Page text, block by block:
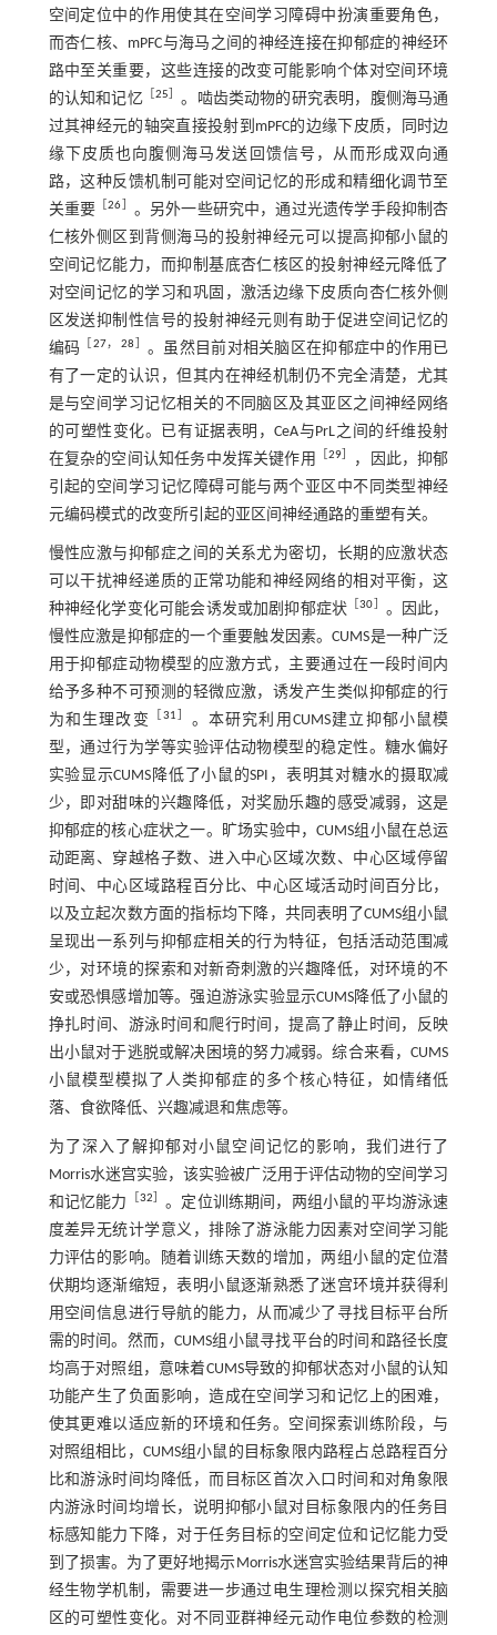
空间定位中的作用使其在空间学习障碍中扮演重要角色，
而杏仁核、mPFC与海马之间的神经连接在抑郁症的神经环
路中至关重要，这些连接的改变可能影响个体对空间环境
的认知和记忆
25
。啮齿类动物的研究表明，腹侧海马通
过其神经元的轴突直接投射到mPFC的边缘下皮质，同时边
缘下皮质也向腹侧海马发送回馈信号，从而形成双向通
路，这种反馈机制可能对空间记忆的形成和精细化调节至
关重要 ［26
。另外一些研究中，通过光遗传学手段抑制杏
仁核外侧区到背侧海马的投射神经元可以提高抑郁小鼠的
空间记忆能力，而抑制基底杏仁核区的投射神经元降低了
对空间记忆的学习和巩固，激活边缘下皮质向杏仁核外侧
区发送抑制性信号的投射神经元则有助于促进空间记忆的
编码
27，28
。虽然目前对相关脑区在抑郁症中的作用已
有了一定的认识，但其内在神经机制仍不完全清楚，尤其
是与空间学习记忆相关的不同脑区及其亚区之间神经网络
的可塑性变化。已有证据表明，CeA与PrL之间的纤维投射
在复杂的空间认知任务中发挥关键作用
［29
，因此，抑郁
引起的空间学习记忆障碍可能与两个亚区中不同类型神经
元编码模式的改变所引起的亚区间神经通路的重塑有关。
慢性应激与抑郁症之间的关系尤为密切，长期的应激状态
可以干扰神经递质的正常功能和神经网络的相对平衡，这
种神经化学变化可能会诱发或加剧抑郁症状 ［30
。因此，
慢性应激是抑郁症的一个重要触发因素。CUMS是一种广泛
用于抑郁症动物模型的应激方式，主要通过在一段时间内
给予多种不可预测的轻微应激，诱发产生类似抑郁症的行
为和生理改变
［31
。本研究利用CUMS建立抑郁小鼠模
型，通过行为学等实验评估动物模型的稳定性。糖水偏好
实验显示CUMS降低了小鼠的SPI，表明其对糖水的摄取减
少，即对甜味的兴趣降低，对奖励乐趣的感受减弱，这是
抑郁症的核心症状之一。旷场实验中，CUMS组小鼠在总运
动距离、穿越格子数、进入中心区域次数、中心区域停留
时间、中心区域路程百分比、中心区域活动时间百分比，
以及立起次数方面的指标均下降，共同表明了CUMS组小鼠
呈现出一系列与抑郁症相关的行为特征，包括活动范围减
少，对环境的探索和对新奇刺激的兴趣降低，对环境的不
安或恐惧感增加等。强迫游泳实验显示CUMS降低了小鼠的
挣扎时间、游泳时间和爬行时间，提高了静止时间，反映
出小鼠对于逃脱或解决困境的努力减弱。综合来看，CUMS
小鼠模型模拟了人类抑郁症的多个核心特征，如情绪低
落、食欲降低、兴趣减退和焦虑等。
为了深入了解抑郁对小鼠空间记忆的影响，我们进行了
Morris水迷宫实验，该实验被广泛用于评估动物的空间学习
和记忆能力
32
。定位训练期间，两组小鼠的平均游泳速
度差异无统计学意义，排除了游泳能力因素对空间学习能
力评估的影响。随着训练天数的增加，两组小鼠的定位潜
伏期均逐渐缩短，表明小鼠逐渐熟悉了迷宫环境并获得利
用空间信息进行导航的能力，从而减少了寻找目标平台所
需的时间。然而，CUMS组小鼠寻找平台的时间和路径长度
均高于对照组，意味着CUMS导致的抑郁状态对小鼠的认知
功能产生了负面影响，造成在空间学习和记忆上的困难，
使其更难以适应新的环境和任务。空间探索训练阶段，与
对照组相比，CUMS组小鼠的目标象限内路程占总路程百分
比和游泳时间均降低，而目标区首次入口时间和对角象限
内游泳时间均增长，说明抑郁小鼠对目标象限内的任务目
标感知能力下降，对于任务目标的空间定位和记忆能力受
到了损害。为了更好地揭示Morris水迷宫实验结果背后的神
经生物学机制，需要进一步通过电生理检测以探究相关脑
区的可塑性变化。对不同亚群神经元动作电位参数的检测